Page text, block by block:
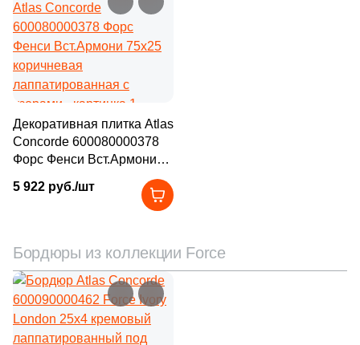
Декоративная плитка Atlas
Concorde 600080000378
Форс Фенси Вст.Армони
лаппатированная с
5 922 руб./шт
Бордюры из коллекции Force